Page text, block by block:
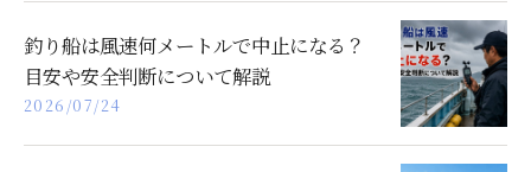
釣り船は風速何メートルで中止になる？
目安や安全判断について解説
2026/07/24